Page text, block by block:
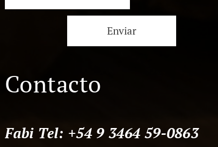
Enviar
Contacto
Fabi Tel: +54 9 3464 59-0863